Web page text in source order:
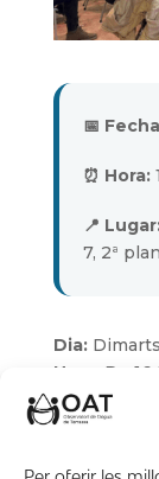
📅
⏰ Hora:
📍
7, 2ª
Dia:
Hora: De
Lloc:SEU
planta-